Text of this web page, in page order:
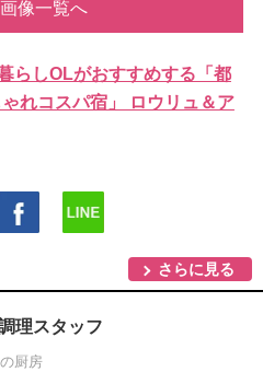
像一覧へ
らしOLがおすすめする「都
れコスパ宿」 ロウリュ＆ア
さらに見る
理スタッフ
厨房